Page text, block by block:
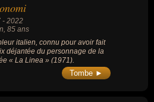
- 2022
, 85 ans
italien, connu pour avoir fait
déjantée du personnage de la
« La Linea » (1971).
Tombe ►